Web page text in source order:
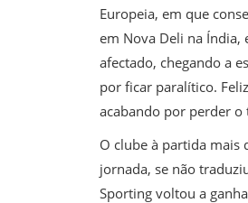
Europeia, em que
em Nova Deli na
afectado, chegando a
por ficar paralítico.
acabando por perder o
O clube à partida mais
jornada, se não
Sporting voltou a